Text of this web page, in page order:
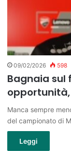
09/02/2026 598
Bagnaia sul
Manca sempre
del campionato di
Leggi